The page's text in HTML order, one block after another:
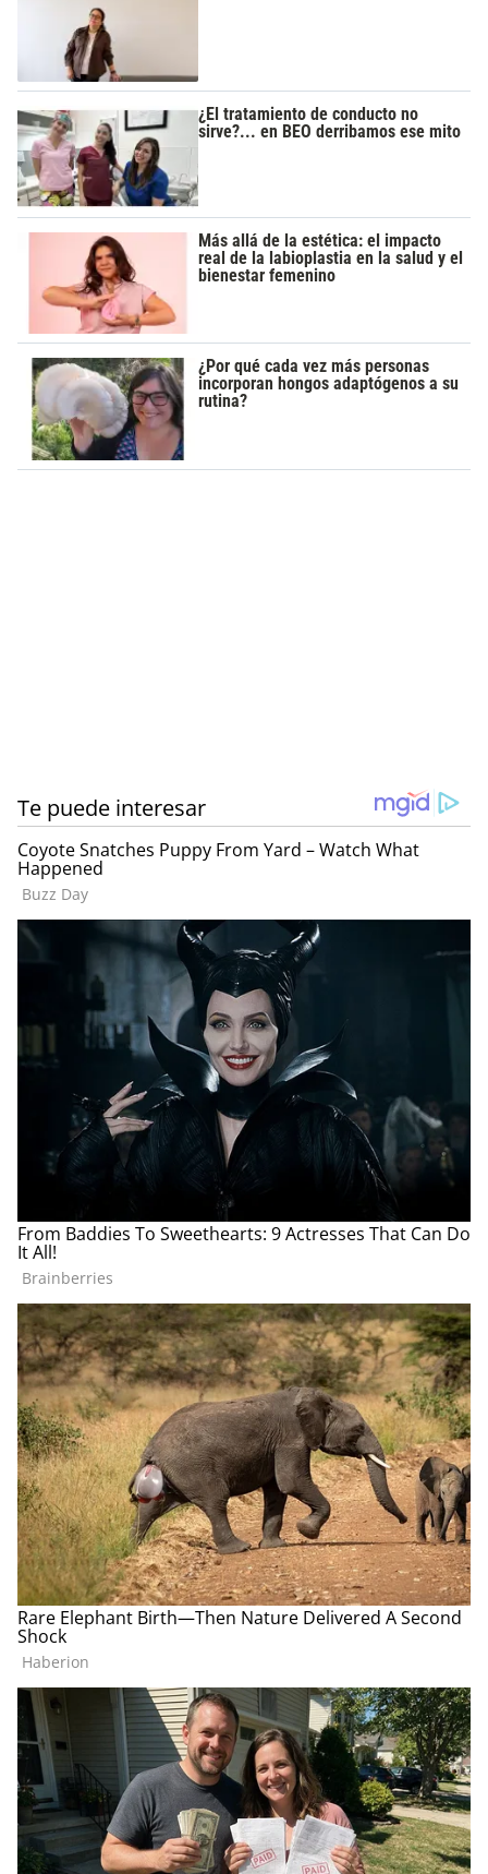
¿El tratamiento de conducto no
sirve?... en BEO derribamos ese mito
Más allá de la estética: el impacto
real de la labioplastia en la salud y el
bienestar femenino
¿Por qué cada vez más personas
incorporan hongos adaptógenos a su
rutina?